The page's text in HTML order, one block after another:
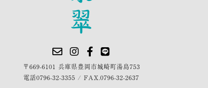
〒669-6101 兵庫県豊岡市城崎町湯島753
電話0796-32-3355 / FAX.0796-32-2637